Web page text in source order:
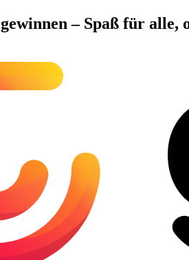
– Spaß für alle,